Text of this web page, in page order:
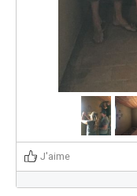
J'aime